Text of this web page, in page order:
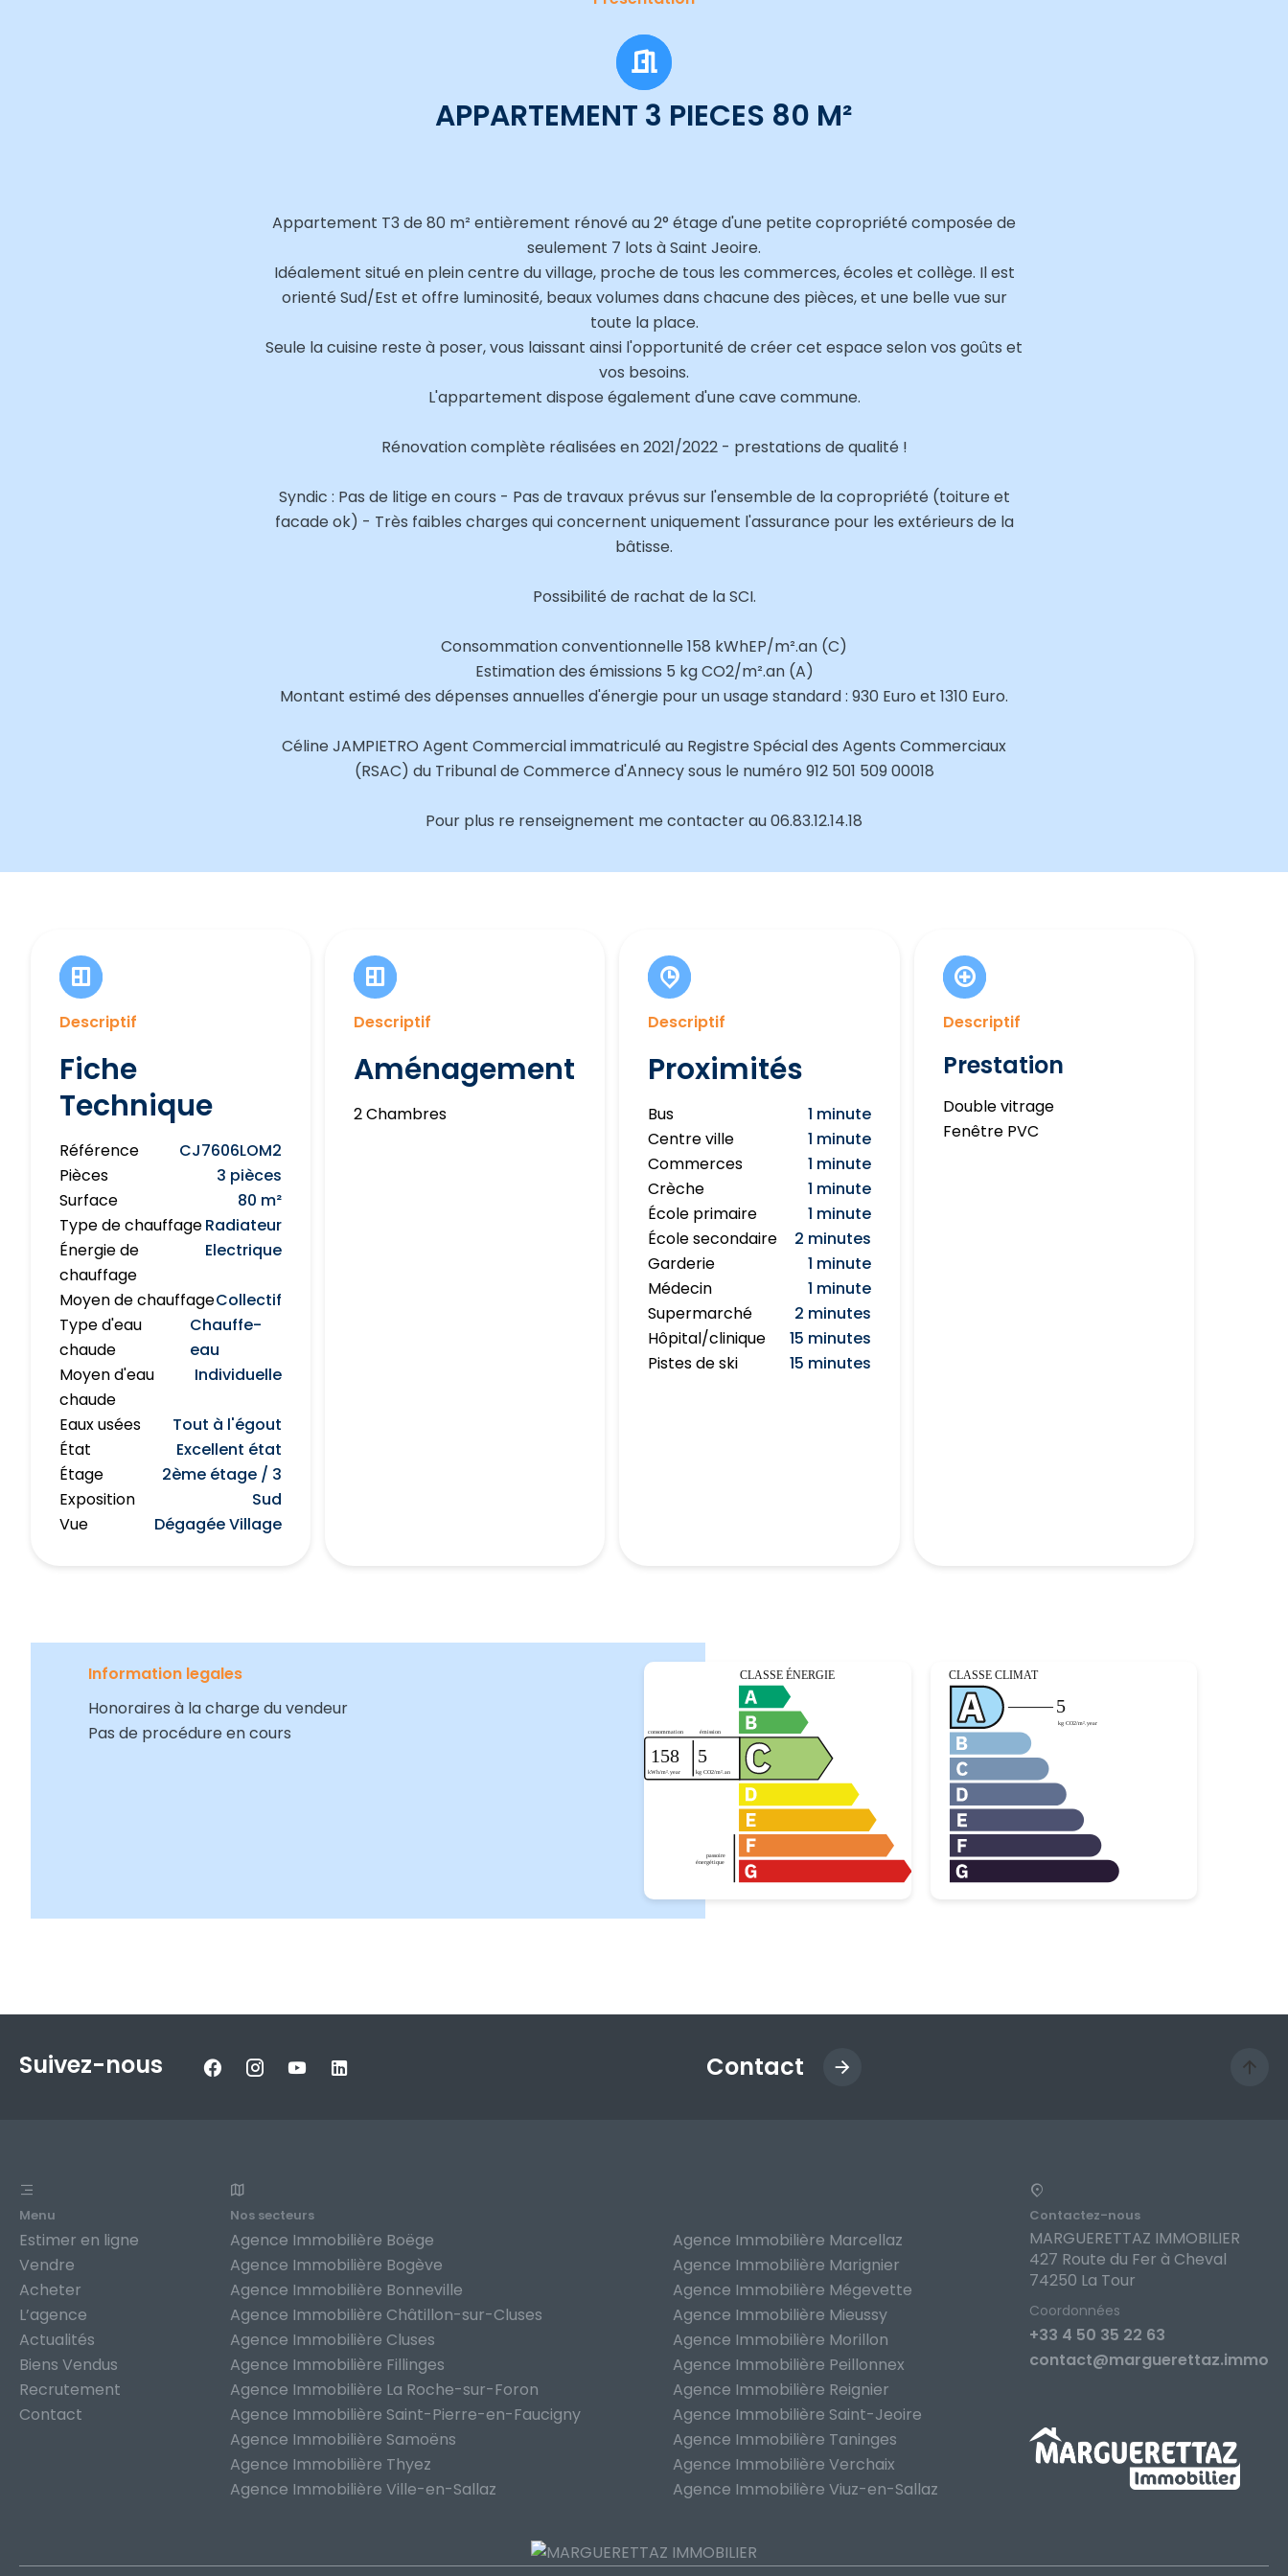
APPARTEMENT 3 PIECES 80 M²
Appartement T3 de 80 m² entièrement rénové au 2° étage d'une petite copropriété composée de
seulement 7 lots à Saint Jeoire.
Idéalement situé en plein centre du village, proche de tous les commerces, écoles et collège. Il est
orienté Sud/Est et offre luminosité, beaux volumes dans chacune des pièces, et une belle vue sur
toute la place.
Seule la cuisine reste à poser, vous laissant ainsi l'opportunité de créer cet espace selon vos goûts et
vos besoins.
L'appartement dispose également d'une cave commune.
Rénovation complète réalisées en 2021/2022 - prestations de qualité !
Syndic : Pas de litige en cours - Pas de travaux prévus sur l'ensemble de la copropriété (toiture et
facade ok) - Très faibles charges qui concernent uniquement l'assurance pour les extérieurs de la
bâtisse.
Possibilité de rachat de la SCI.
Consommation conventionnelle 158 kWhEP/m².an (C)
Estimation des émissions 5 kg CO2/m².an (A)
Montant estimé des dépenses annuelles d'énergie pour un usage standard : 930 Euro et 1310 Euro.
Céline JAMPIETRO Agent Commercial immatriculé au Registre Spécial des Agents Commerciaux
(RSAC) du Tribunal de Commerce d'Annecy sous le numéro 912 501 509 00018
Pour plus re renseignement me contacter au 06.83.12.14.18
Descriptif
Fiche
Technique
Référence
CJ7606LOM2
Pièces
3 pièces
Surface
80 m²
Type de chauffageRadiateur
Énergie de
chauffage
Electrique
Moyen de chauffageCollectif
Type d'eau
chaude
Chauffe-
eau
Moyen d'eau
chaude
Individuelle
Eaux usées
Tout à l'égout
État
Excellent état
Étage
2ème étage / 3
Exposition
Sud
Vue
Dégagée Village
Descriptif
Aménagement
2 Chambres
Descriptif
Proximités
Bus
1 minute
Centre ville
1 minute
Commerces
1 minute
Crèche
1 minute
École primaire
1 minute
École secondaire
2 minutes
Garderie
1 minute
Médecin
1 minute
Supermarché
2 minutes
Hôpital/clinique
15 minutes
Pistes de ski
15 minutes
Descriptif
Prestation
Double vitrage
Fenêtre PVC
Information legales
Honoraires à la charge du vendeur
Pas de procédure en cours
Suivez-nous Contact
Menu
Estimer en ligne
Vendre
Acheter
L’agence
Actualités
Biens Vendus
Recrutement
Contact
Nos secteurs
Agence Immobilière Boëge
Agence Immobilière Bogève
Agence Immobilière Bonneville
Agence Immobilière Châtillon-sur-Cluses
Agence Immobilière Cluses
Agence Immobilière Fillinges
Agence Immobilière La Roche-sur-Foron
Agence Immobilière Saint-Pierre-en-Faucigny
Agence Immobilière Samoëns
Agence Immobilière Thyez
Agence Immobilière Ville-en-Sallaz
Agence Immobilière Marcellaz
Agence Immobilière Marignier
Agence Immobilière Mégevette
Agence Immobilière Mieussy
Agence Immobilière Morillon
Agence Immobilière Peillonnex
Agence Immobilière Reignier
Agence Immobilière Saint-Jeoire
Agence Immobilière Taninges
Agence Immobilière Verchaix
Agence Immobilière Viuz-en-Sallaz
Contactez-nous
MARGUERETTAZ IMMOBILIER
427 Route du Fer à Cheval
74250 La Tour
Coordonnées
+33 4 50 35 22 63
contact@marguerettaz.immo